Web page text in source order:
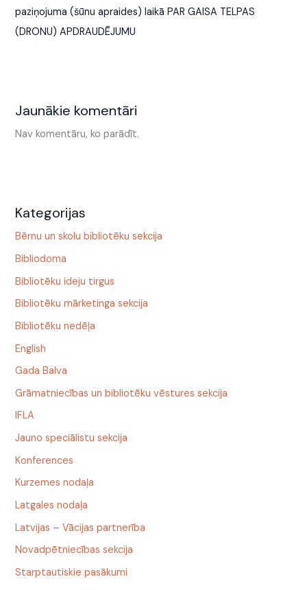
paziņojuma (šūnu apraides) laikā PAR GAISA TELPAS
(DRONU) APDRAUDĒJUMU
Jaunākie komentāri
Nav komentāru, ko parādīt.
Kategorijas
Bērnu un skolu bibliotēku sekcija
Bibliodoma
Bibliotēku ideju tirgus
Bibliotēku mārketinga sekcija
Bibliotēku nedēļa
English
Gada Balva
Grāmatniecības un bibliotēku vēstures sekcija
IFLA
Jauno speciālistu sekcija
Konferences
Kurzemes nodaļa
Latgales nodaļa
Latvijas – Vācijas partnerība
Novadpētniecības sekcija
Starptautiskie pasākumi